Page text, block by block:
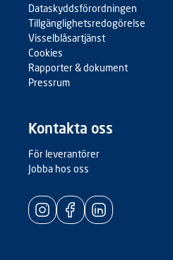
Dataskyddsförordningen
Tillgänglighetsredogörelse
Visselblåsartjänst
Cookies
Rapporter & dokument
Pressrum
Kontakta oss
För leverantörer
Jobba hos oss